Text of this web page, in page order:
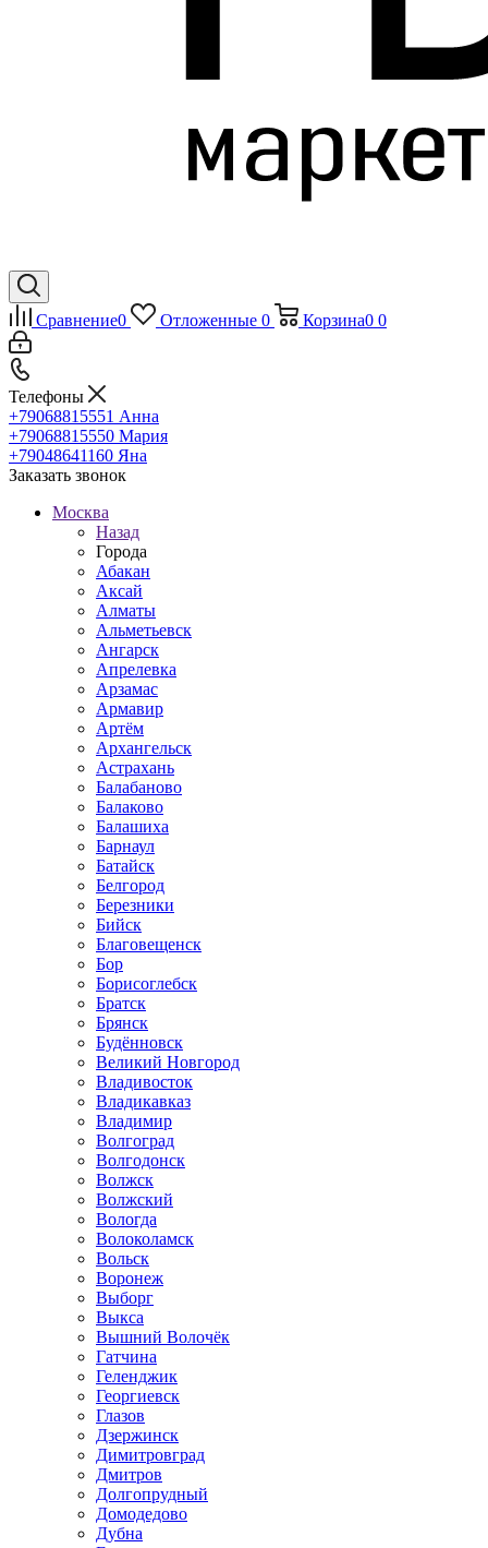
Сравнение0 Отложенные 0 Корзина0 0
Телефоны
+79068815551 Анна
+79068815550 Мария
+79048641160 Яна
Заказать звонок
Москва
Назад
Города
Абакан
Аксай
Алматы
Альметьевск
Ангарск
Апрелевка
Арзамас
Армавир
Артём
Архангельск
Астрахань
Балабаново
Балаково
Балашиха
Барнаул
Батайск
Белгород
Березники
Бийск
Благовещенск
Бор
Борисоглебск
Братск
Брянск
Будённовск
Великий Новгород
Владивосток
Владикавказ
Владимир
Волгоград
Волгодонск
Волжск
Волжский
Вологда
Волоколамск
Вольск
Воронеж
Выборг
Выкса
Вышний Волочёк
Гатчина
Геленджик
Георгиевск
Глазов
Дзержинск
Димитровград
Дмитров
Долгопрудный
Домодедово
Дубна